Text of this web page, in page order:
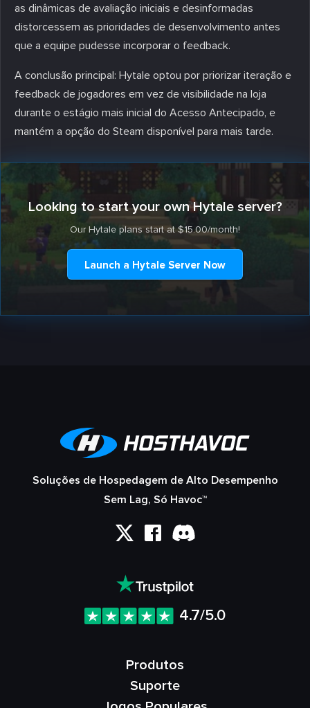
as dinâmicas de avaliação iniciais e desinformadas
distorcessem as prioridades de desenvolvimento antes
que a equipe pudesse incorporar o feedback.
A conclusão principal: Hytale optou por priorizar iteração e
feedback de jogadores em vez de visibilidade na loja
durante o estágio mais inicial do Acesso Antecipado, e
mantém a opção do Steam disponível para mais tarde.
Looking to start your own Hytale server?
Our Hytale plans start at $15.00/month!
Launch a Hytale Server Now
Soluções de Hospedagem de Alto Desempenho
Sem Lag, Só Havoc™
4.7/5.0
Produtos
Suporte